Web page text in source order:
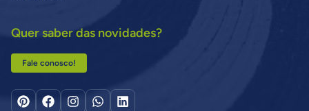
Quer saber das novidades?
Fale conosco!